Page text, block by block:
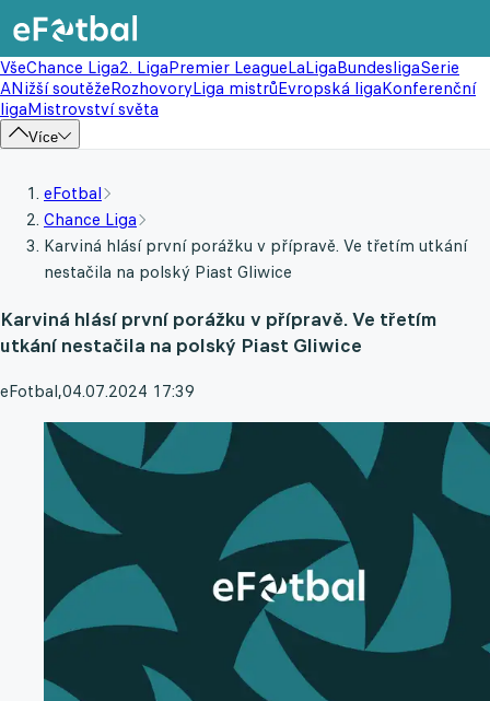
VšeChance Liga2. LigaPremier LeagueLaLigaBundesligaSerie
ANižší soutěžeRozhovoryLiga mistrůEvropská ligaKonferenční
ligaMistrovství světa
Více
eFotbal
Chance Liga
Karviná hlásí první porážku v přípravě. Ve třetím utkání
nestačila na polský Piast Gliwice
Karviná hlásí první porážku v přípravě. Ve třetím
utkání nestačila na polský Piast Gliwice
eFotbal,04.07.2024 17:39